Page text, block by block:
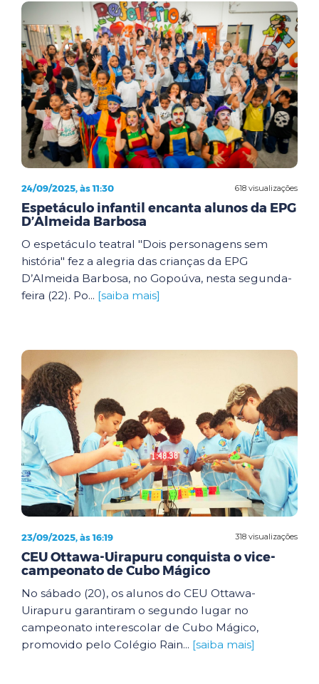
618 visualizações
24/09/2025, às 11:30
Espetáculo infantil encanta alunos da EPG
D’Almeida Barbosa
O espetáculo teatral "Dois personagens sem
história" fez a alegria das crianças da EPG
D’Almeida Barbosa, no Gopoúva, nesta segunda-
feira (22). Po... [saiba mais]
318 visualizações
23/09/2025, às 16:19
CEU Ottawa-Uirapuru conquista o vice-
campeonato de Cubo Mágico
No sábado (20), os alunos do CEU Ottawa-
Uirapuru garantiram o segundo lugar no
campeonato interescolar de Cubo Mágico,
promovido pelo Colégio Rain... [saiba mais]